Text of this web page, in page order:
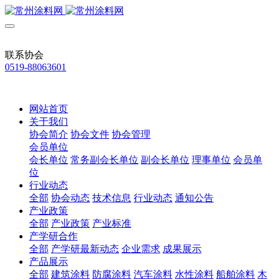
联系协会
0519-88063601
网站首页
关于我们
协会简介 协会文件 协会管理
会员单位
会长单位 常务副会长单位 副会长单位 理事单位 会员单
位
行业动态
全部 协会动态 技术信息 行业动态 通知公告
产业政策
全部 产业政策 产业标准
产学研合作
全部 产学研最新动态 企业需求 成果展示
产品展示
全部 建筑涂料 防腐涂料 汽车涂料 水性涂料 船舶涂料 木